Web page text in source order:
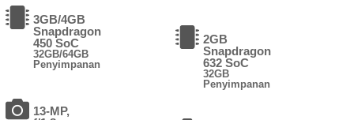
3GB/4GB
Snapdragon
450 SoC
32GB/64GB
Penyimpanan
13-MP,
2GB
Snapdragon
632 SoC
32GB
Penyimpanan